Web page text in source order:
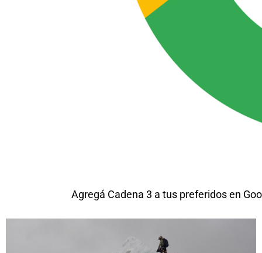
Agregá Cadena 3 a tus preferidos en